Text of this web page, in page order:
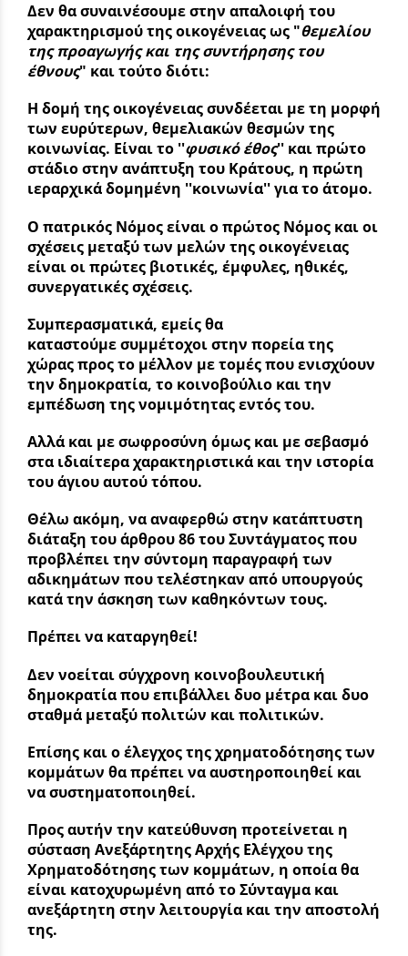
Δεν θα συναινέσουμε στην απαλοιφή του
χαρακτηρισμού της οικογένειας ως "θεμελίου
της προαγωγής και της συντήρησης του
έθνους" και τούτο διότι:
Η δομή της οικογένειας συνδέεται με τη μορφή
των ευρύτερων, θεμελιακών θεσμών της
κοινωνίας. Είναι το ''φυσικό έθος'' και πρώτο
στάδιο στην ανάπτυξη του Κράτους, η πρώτη
ιεραρχικά δομημένη ''κοινωνία'' για το άτομο.
Ο πατρικός Νόμος είναι ο πρώτος Νόμος και οι
σχέσεις μεταξύ των μελών της οικογένειας
είναι οι πρώτες βιοτικές, έμφυλες, ηθικές,
συνεργατικές σχέσεις.
Συμπερασματικά, εμείς θα
καταστούμε συμμέτοχοι στην πορεία της
χώρας προς το μέλλον με τομές που ενισχύουν
την δημοκρατία, το κοινοβούλιο και την
εμπέδωση της νομιμότητας εντός του.
Αλλά και με σωφροσύνη όμως και με σεβασμό
στα ιδιαίτερα χαρακτηριστικά και την ιστορία
του άγιου αυτού τόπου.
Θέλω ακόμη, να αναφερθώ στην κατάπτυστη
διάταξη του άρθρου 86 του Συντάγματος που
προβλέπει την σύντομη παραγραφή των
αδικημάτων που τελέστηκαν από υπουργούς
κατά την άσκηση των καθηκόντων τους.
Πρέπει να καταργηθεί!
Δεν νοείται σύγχρονη κοινοβουλευτική
δημοκρατία που επιβάλλει δυο μέτρα και δυο
σταθμά μεταξύ πολιτών και πολιτικών.
Επίσης και ο έλεγχος της χρηματοδότησης των
κομμάτων θα πρέπει να αυστηροποιηθεί και
να συστηματοποιηθεί.
Προς αυτήν την κατεύθυνση προτείνεται η
σύσταση Ανεξάρτητης Αρχής Ελέγχου της
Χρηματοδότησης των κομμάτων, η οποία θα
είναι κατοχυρωμένη από το Σύνταγμα και
ανεξάρτητη στην λειτουργία και την αποστολή
της.